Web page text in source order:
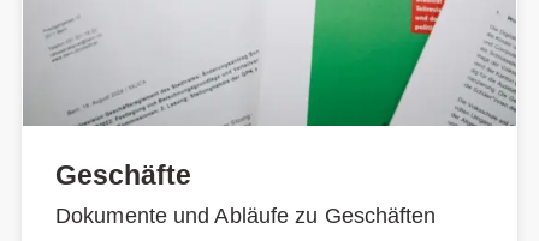
Geschäfte
Dokumente und Abläufe zu Geschäften